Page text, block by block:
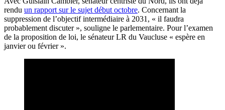
rendu un rapport sur le sujet début octobre. Concernant la
suppression de l’objectif intermédiaire à 2031, « il faudra
probablement discuter », souligne le parlementaire. Pour l’examen
de la proposition de loi, le sénateur LR du Vaucluse « espère en
janvier ou février ».